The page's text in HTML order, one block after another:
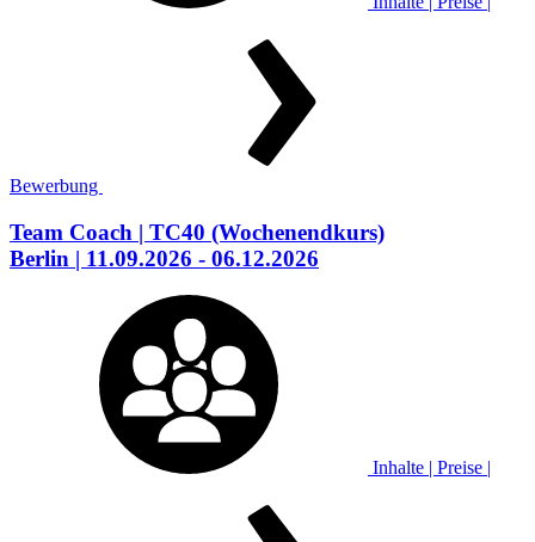
Bewerbung
Team Coach | TC40 (Wochenendkurs)
Berlin | 11.09.2026 - 06.12.2026
Inhalte | Preise |